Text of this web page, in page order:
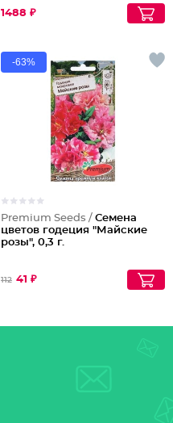
1488 ₽
-63%
Premium Seeds / Семена
цветов годеция "Майские
розы", 0,3 г.
112 41 ₽